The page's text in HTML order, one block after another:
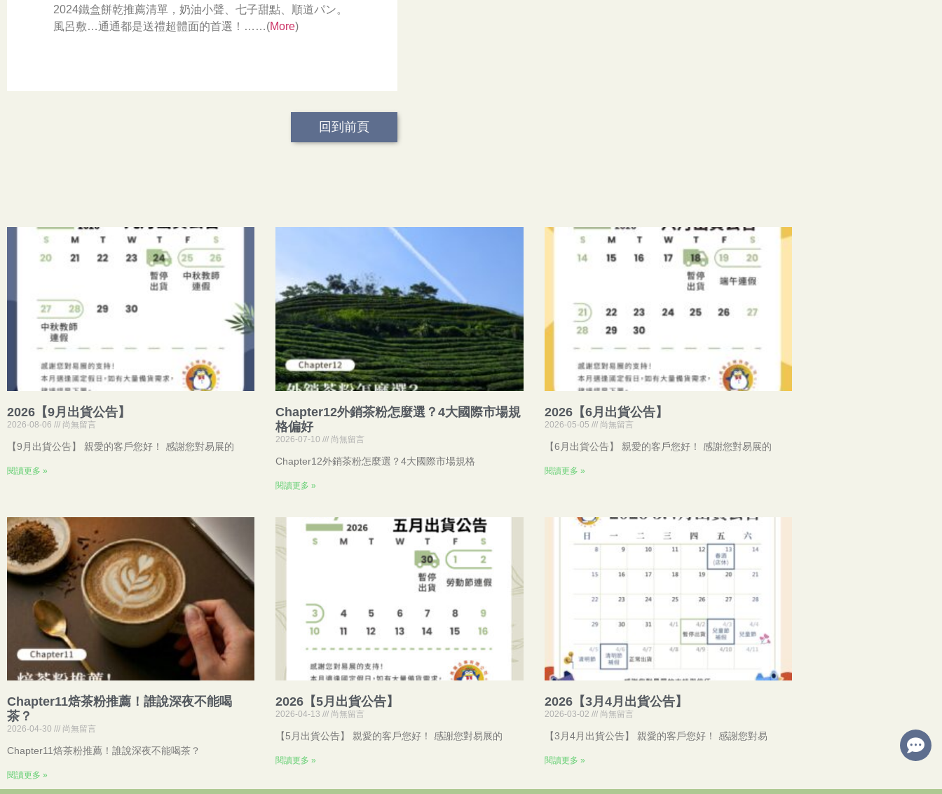
2024鐵盒餅乾推薦清單，奶油小聲、七子甜點、順道パン。
風呂敷…通通都是送禮超體面的首選！……(More)
回到前頁
2026【9月出貨公告】
2026-08-06 尚無留言
【9月出貨公告】 親愛的客戶您好！ 感謝您對易展的
閱讀更多 »
Chapter12外銷茶粉怎麼選？4大國際市場規
格偏好
2026-07-10 尚無留言
Chapter12外銷茶粉怎麼選？4大國際市場規格
閱讀更多 »
2026【6月出貨公告】
2026-05-05 尚無留言
【6月出貨公告】 親愛的客戶您好！ 感謝您對易展的
閱讀更多 »
Chapter11焙茶粉推薦！誰說深夜不能喝
茶？
2026-04-30 尚無留言
Chapter11焙茶粉推薦！誰說深夜不能喝茶？
閱讀更多 »
2026【5月出貨公告】
2026-04-13 尚無留言
【5月出貨公告】 親愛的客戶您好！ 感謝您對易展的
閱讀更多 »
2026【3月4月出貨公告】
2026-03-02 尚無留言
【3月4月出貨公告】 親愛的客戶您好！ 感謝您對易
閱讀更多 »